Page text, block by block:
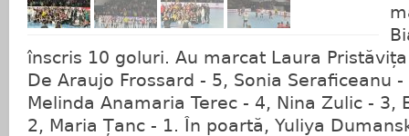
înscris 10 goluri. Au marcat Laura
De Araujo Frossard - 5, Sonia Seraficeanu
Melinda Anamaria Terec - 4, Nina Zulic - 3,
2, Maria Țanc - 1. În poartă, Yuliya